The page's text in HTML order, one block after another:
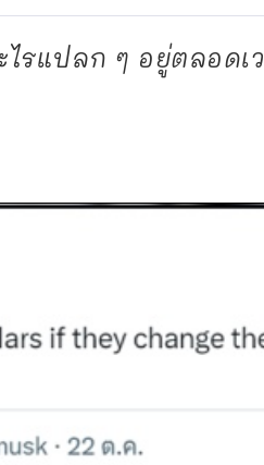
ไรแปลก ๆ อยู่ตลอดเ